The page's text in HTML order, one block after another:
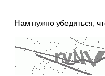
Нам нужно убедиться,